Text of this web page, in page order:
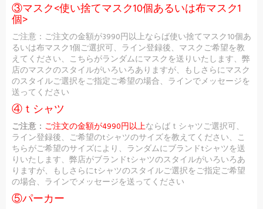
③マスク<使い捨てマスク10個あるいは布マスク1
個>
ご注意：ご注文の金額が3990円以上ならば使い捨てマスク10個あ
るいは布マスク1個ご選択可、ライン登録後、マスクご希望を教
えてください、こちらがランダムにマスクを送りいたします、弊
店のマスクのスタイルがいろいろありますが、もしさらにマスク
のスタイルご選択をご指定ご希望の場合、ラインでメッセージを
送ってください
④ｔシャツ
ご注意： ご注文の金額が4990円以上ならばｔシャツご選択可、
ライン登録後、ご希望のtシャツのサイズを教えてください、こ
ちらがご希望のサイズにより、ランダムにブランドtシャツを送
りいたします、弊店がブランドtシャツのスタイルがいろいろあ
りますが、もしさらにtシャツのスタイルご選択をご指定ご希望
の場合、ラインでメッセージを送ってください
⑤パーカー